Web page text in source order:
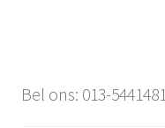
Bel ons: 013-5441481